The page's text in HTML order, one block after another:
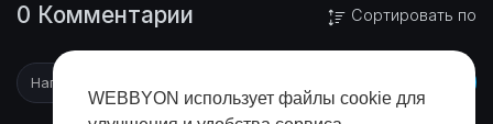
WEBBYON использует файлы cookie для
0 Комментарии Сортировать по